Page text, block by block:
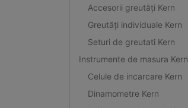
Accesorii greutăți Kern
Greutăți individuale Kern
Seturi de greutati Kern
Instrumente de masura Kern
Celule de incarcare Kern
Dinamometre Kern